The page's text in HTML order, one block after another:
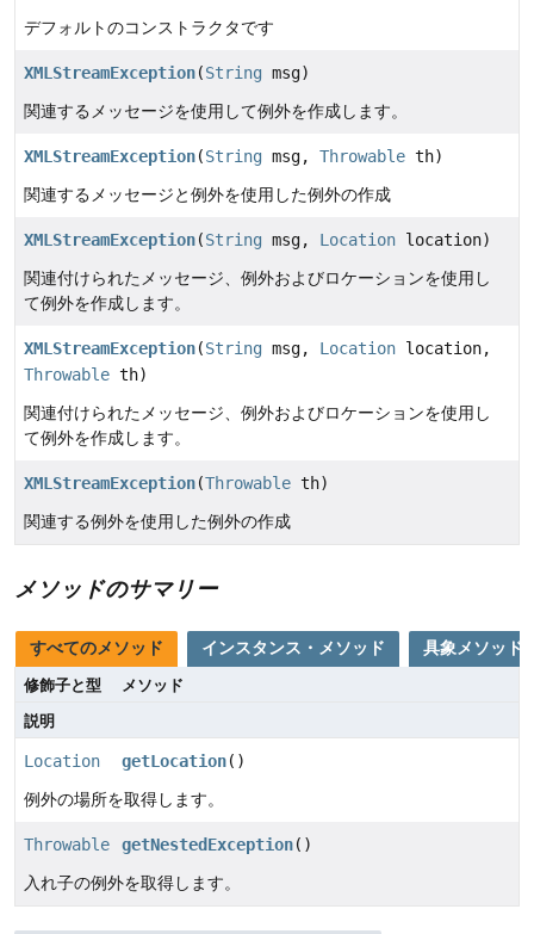
デフォルトのコンストラクタです
XMLStreamException(String msg)
関連するメッセージを使用して例外を作成します。
XMLStreamException(String msg, Throwable th)
関連するメッセージと例外を使用した例外の作成
XMLStreamException(String msg, Location location)
関連付けられたメッセージ、例外およびロケーションを使用し
て例外を作成します。
XMLStreamException(String msg, Location location,
Throwable th)
関連付けられたメッセージ、例外およびロケーションを使用し
て例外を作成します。
XMLStreamException(Throwable th)
関連する例外を使用した例外の作成
メソッドのサマリー
すべてのメソッド インスタンス・メソッド 具象メソッド
修飾子と型
メソッド
説明
Location getLocation()
例外の場所を取得します。
Throwable getNestedException()
入れ子の例外を取得します。